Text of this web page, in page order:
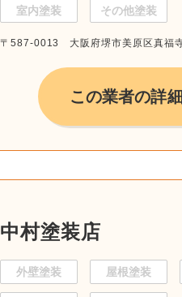
室内塗装 その他塗装
〒587-0013 大阪府堺市美原区真福
この業者の詳
中村塗装店
外壁塗装 屋根塗装